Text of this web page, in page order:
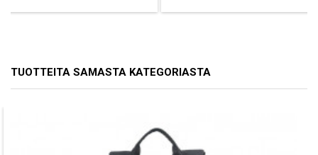
TUOTTEITA SAMASTA KATEGORIASTA